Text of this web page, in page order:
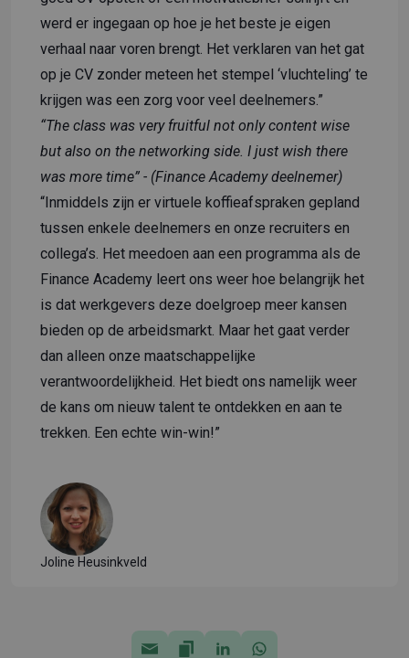
werd er ingegaan op hoe je het beste je eigen
verhaal naar voren brengt. Het verklaren van het gat
op je CV zonder meteen het stempel ‘vluchteling’ te
krijgen was een zorg voor veel deelnemers.”
“The class was very fruitful not only content wise
but also on the networking side. I just wish there
was more time” - (Finance Academy deelnemer)
“Inmiddels zijn er virtuele koffieafspraken gepland
tussen enkele deelnemers en onze recruiters en
collega’s. Het meedoen aan een programma als de
Finance Academy leert ons weer hoe belangrijk het
is dat werkgevers deze doelgroep meer kansen
bieden op de arbeidsmarkt. Maar het gaat verder
dan alleen onze maatschappelijke
verantwoordelijkheid. Het biedt ons namelijk weer
de kans om nieuw talent te ontdekken en aan te
trekken. Een echte win-win!”
Joline Heusinkveld